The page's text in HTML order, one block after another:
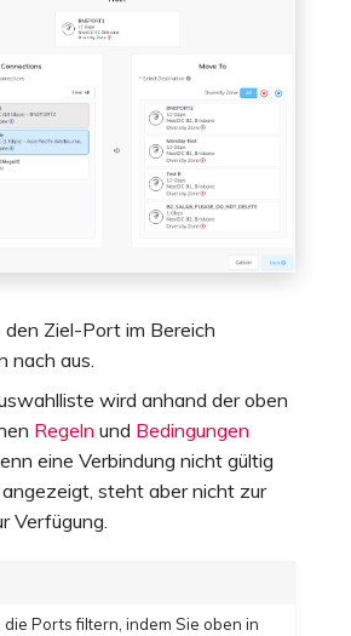
den Ziel-Port im Bereich
nach aus.
wird anhand der oben
Regeln und Bedingungen
eine Verbindung nicht gültig
steht aber nicht zur
Verfügung.
Ports filtern, indem Sie oben in